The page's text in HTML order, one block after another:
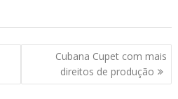
Cubana Cupet com mais
direitos de produção